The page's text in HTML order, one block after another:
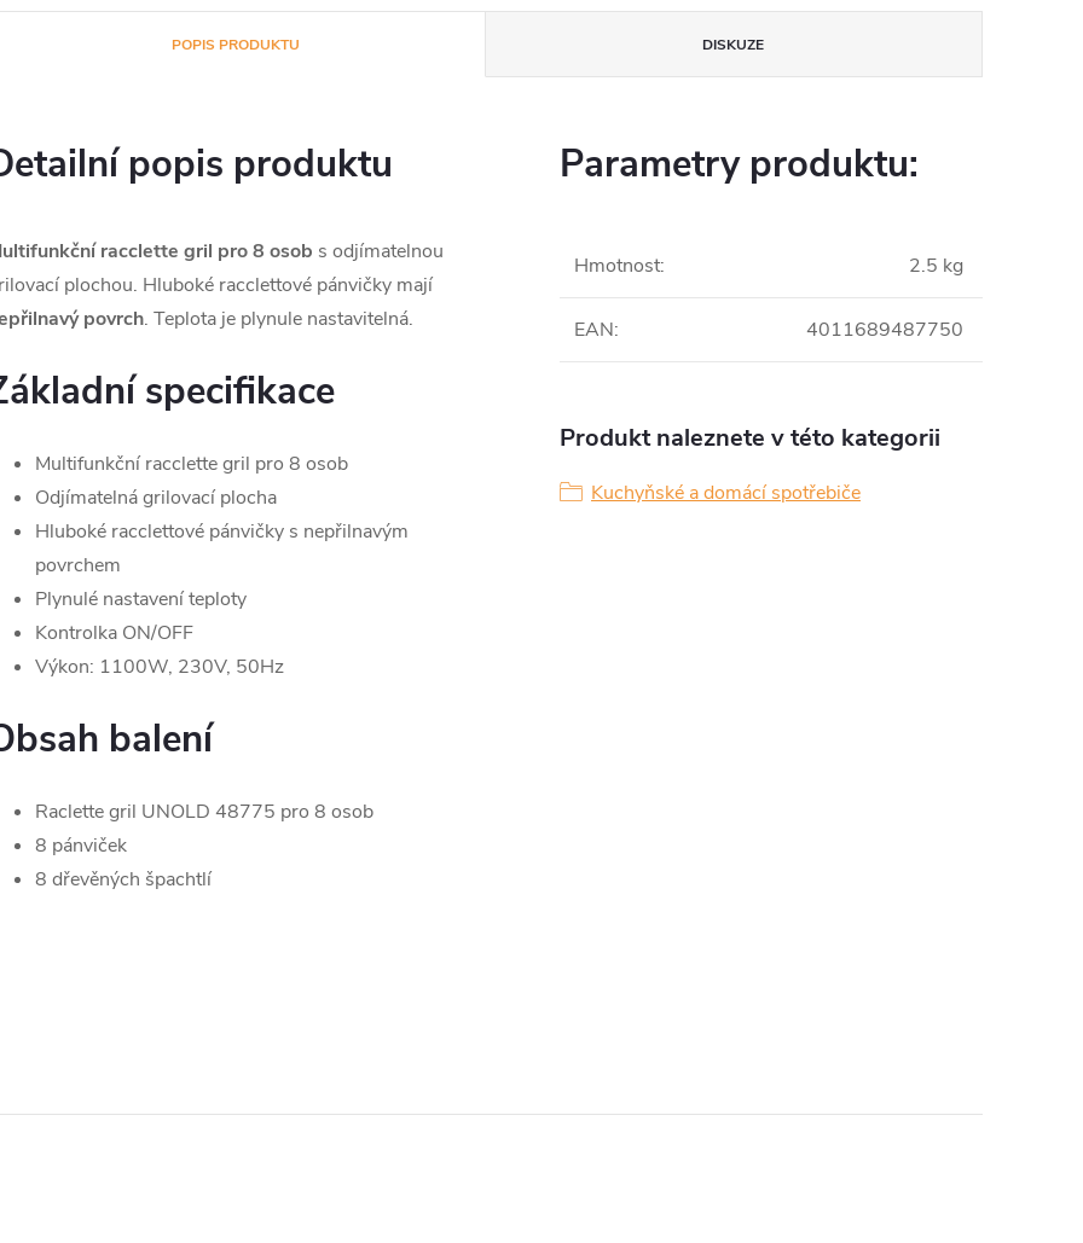
POPIS PRODUKTU DISKUZE
popis produktu
racclette gril pro 8 osob s odjímatelnou
plochou. Hluboké racclettové pánvičky mají
povrch. Teplota je plynule nastavitelná.
specifikace
Multifunkční racclette gril pro 8 osob
Odjímatelná grilovací plocha
Hluboké racclettové pánvičky s nepřilnavým
povrchem
Plynulé nastavení teploty
Kontrolka ON/OFF
Výkon: 1100W, 230V, 50Hz
balení
Raclette gril UNOLD 48775 pro 8 osob
8 pánviček
8 dřevěných špachtlí
Parametry produktu:
Hmotnost: 2.5 kg
EAN: 4011689487750
Produkt naleznete v této kategorii
Kuchyňské a domácí spotřebiče